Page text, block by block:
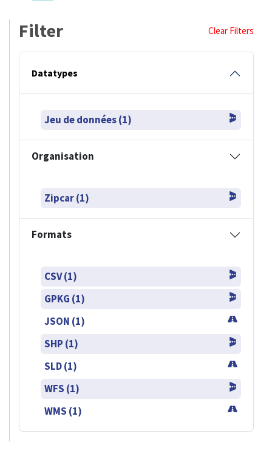
Filter Clear Filters
Datatypes
Jeu de données (1)
Organisation
Zipcar (1)
Formats
CSV (1)
GPKG (1)
JSON (1)
SHP (1)
SLD (1)
WFS (1)
WMS (1)